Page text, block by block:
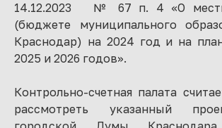
14.12.2023 № 67 п. 4 «О
(бюджете муниципального
Краснодар) на 2024 год и на
2025 и 2026 годов».
Контрольно-счетная палата
рассмотреть указанный